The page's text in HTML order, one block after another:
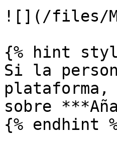
![](/files/
{% hint
Si la
plataforma,
sobre
{% endhint